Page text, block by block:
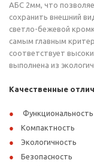
АБС 2мм, что
сохранить внешний
светло-бежевой
самым главным
соответствует
выполнена из
Качественные
Функциональность
Компактность
Экологичность
Безопасность